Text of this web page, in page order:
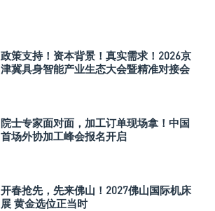
政策支持！资本背景！真实需求！2026京
津冀具身智能产业生态大会暨精准对接会
院士专家面对面，加工订单现场拿！中国
首场外协加工峰会报名开启
开春抢先，先来佛山！2027佛山国际机床
展 黄金选位正当时